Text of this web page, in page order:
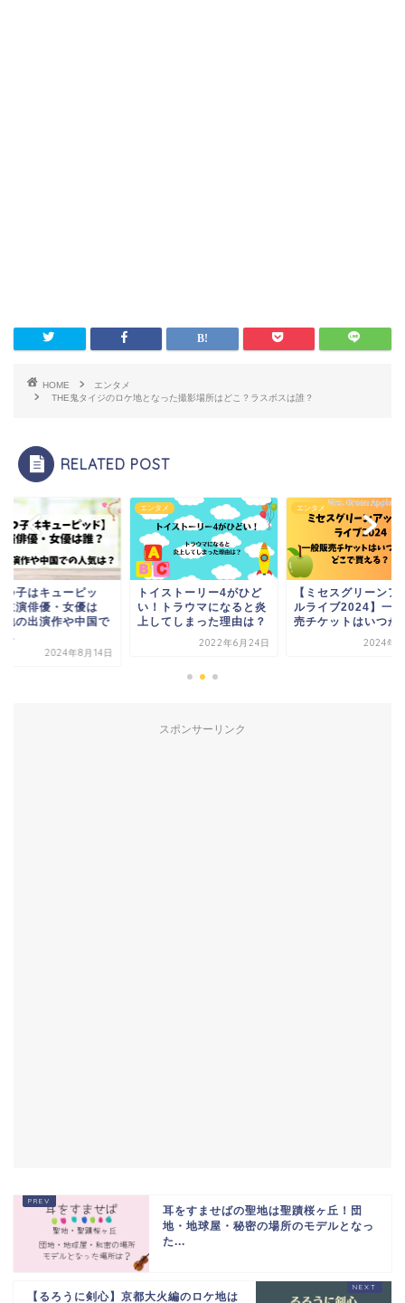
HOME
エンタメ
THE鬼タイジのロケ地となった撮影場所はどこ？ラスボスは誰？
RELATED POST
ストーリー4がひど
トラウマになると炎
てしまった理由は？
エンタメ
【ミセスグリーンアップ
ルライブ2024】一般販
売チケットはいつから...
2024年1月9日
ドラマ
【五つ子はキューピ
ド】主演俳優・女優
誰？他の出演作や中
スポンサーリンク
耳をすませばの聖地は聖蹟桜ヶ丘！団
地・地球屋・秘密の場所のモデルとなっ
た...
【るろうに剣心】京都大火編のロケ地は